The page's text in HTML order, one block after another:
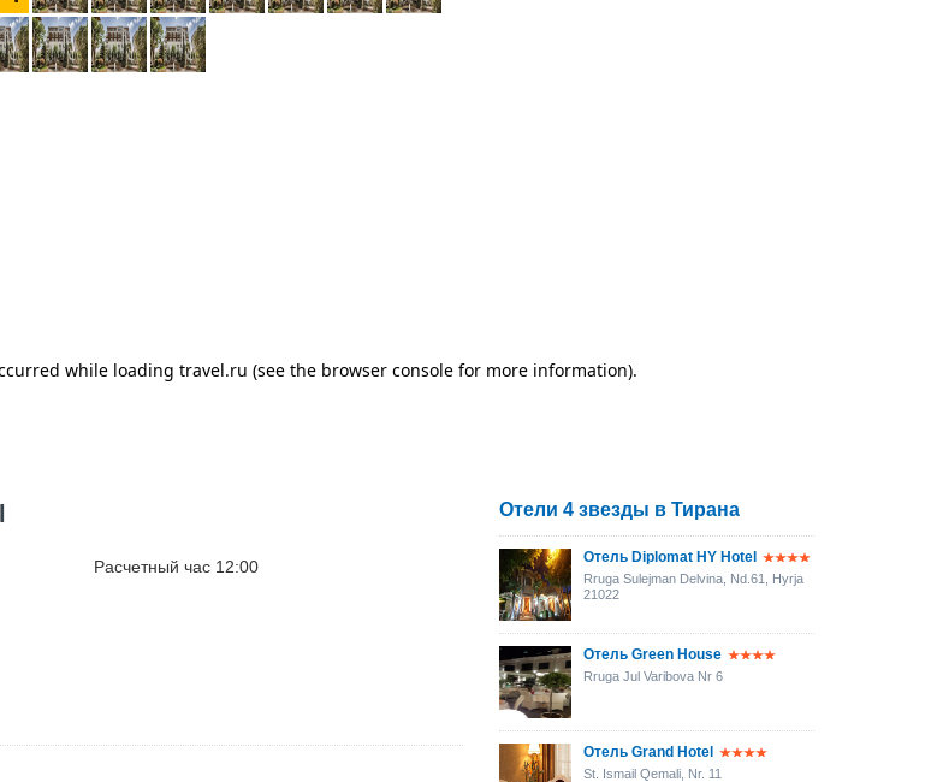
Расчетный час 12:00
Отели 4 звезды в Тирана
Отель Diplomat HY Hotel
Rruga Sulejman Delvina, Nd.61, Hyrja
21022
Отель Green House
Rruga Jul Varibova Nr 6
Отель Grand Hotel
St. Ismail Qemali, Nr. 11